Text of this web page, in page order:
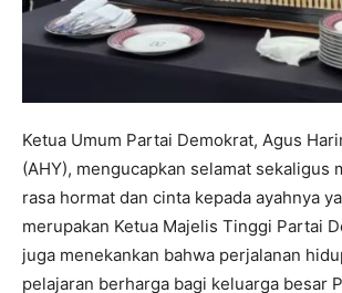
Ketua Umum Partai Demokrat, Agus
(AHY), mengucapkan selamat sekaligus
rasa hormat dan cinta kepada ayahnya
merupakan Ketua Majelis Tinggi Partai
juga menekankan bahwa perjalanan
pelajaran berharga bagi keluarga besar